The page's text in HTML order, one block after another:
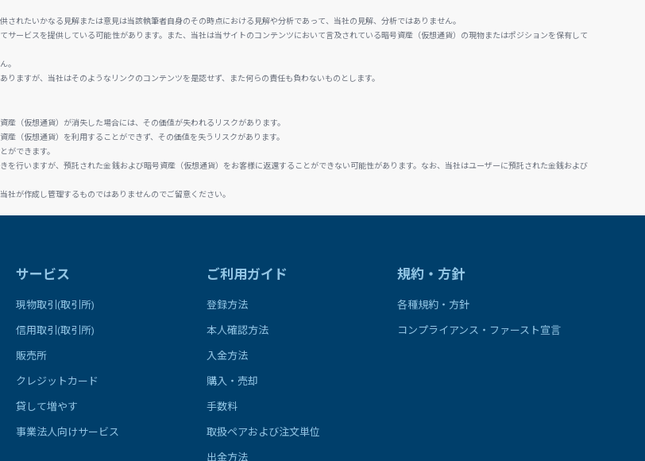
れたいかなる見解または意見は当該執筆者自身のその時点における見解や分析であって、当社の見解、分析ではありません。
ービスを提供している可能性があります。また、当社は当サイトのコンテンツにおいて言及されている暗号資産（仮想通貨）の現物またはポジションを保有して
。
ますが、当社はそのようなリンクのコンテンツを是認せず、また何らの責任も負わないものとします。
（仮想通貨）が消失した場合には、その価値が失われるリスクがあります。
（仮想通貨）を利用することができず、その価値を失うリスクがあります。
ができます。
行いますが、預託された金銭および暗号資産（仮想通貨）をお客様に返還することができない可能性があります。なお、当社はユーザーに預託された金銭および
が作成し管理するものではありませんのでご留意ください。
サービス
現物取引(取引所)
信用取引(取引所)
販売所
クレジットカード
貸して増やす
事業法人向けサービス
ご利用ガイド
登録方法
本人確認方法
入金方法
購入・売却
手数料
取扱ペアおよび注文単位
出金方法
規約・方針
各種規約・方針
コンプライアンス・ファースト宣言